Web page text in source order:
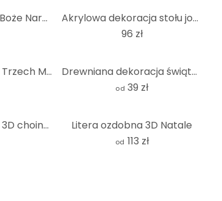
Litery ozdobne 3D Boże Narodzenie
Akrylowa dekoracja stołu jodła (6 sztuk)
96 zł
Drewniana szopka Trzech Mędrców
Drewniana dekoracja świąteczna - Choinka do postawienia - Choinka - Topola
od 39 zł
Dekoracyjna litera 3D choinka 02 Litera ozdobna 3D Natale
od 113 zł